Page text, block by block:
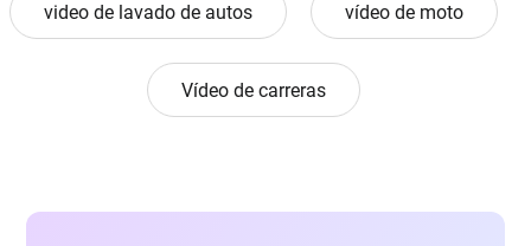
video de lavado de autos vídeo de moto
Vídeo de carreras